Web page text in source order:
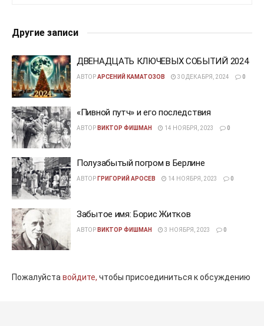
Другие записи
ДВЕНАДЦАТЬ КЛЮЧЕВЫХ СОБЫТИЙ 2024
АВТОРАРСЕНИЙ КАМАТОЗОВ 30 ДЕКАБРЯ, 2024 0
«Пивной путч» и его последствия
АВТОР ВИКТОР ФИШМАН 14 НОЯБРЯ, 2023 0
Полузабытый погром в Берлине
АВТОР ГРИГОРИЙ АРОСЕВ 14 НОЯБРЯ, 2023 0
Забытое имя: Борис Житков
АВТОР ВИКТОР ФИШМАН 3 НОЯБРЯ, 2023 0
Пожалуйставойдите, чтобы присоединиться к обсуждению